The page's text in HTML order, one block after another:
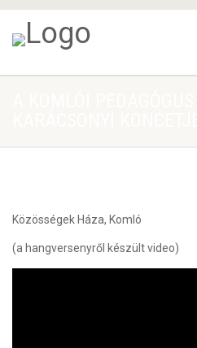
Közösségek Háza, Komló
(a hangversenyről készült video)